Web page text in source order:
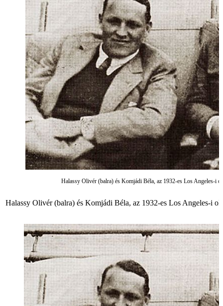
Halassy Olivér (balra) és Komjádi Béla, az 1932-es Los Angeles-i
Halassy Olivér (balra) és Komjádi Béla, az 1932-es Los Angeles-i